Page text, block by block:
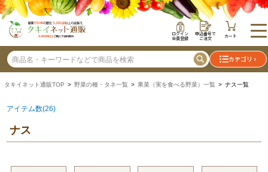
ログイン
会員登録
申込番号で
ご注文 カート
カテゴリ
タキイネット通販TOP > 野菜の種・タネ一覧 > 果菜（実を食べる野菜）一覧 > ナス一覧
アイテム数(26)
ナス